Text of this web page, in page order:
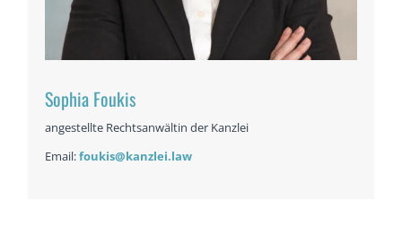
Sophia Foukis
angestellte Rechtsanwältin der Kanzlei
Email:foukis@kanzlei.law